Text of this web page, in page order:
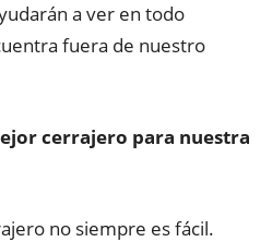
a ver en todo
fuera de nuestro
cerrajero para nuestra
no siempre es fácil.